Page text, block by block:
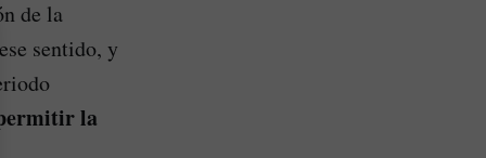
de la
sentido, y
la